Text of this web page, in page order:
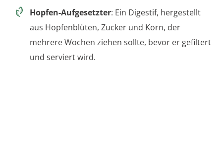
Hopfen-Aufgesetzter: Ein Digestif, hergestellt
aus Hopfenblüten, Zucker und Korn, der
mehrere Wochen ziehen sollte, bevor er gefiltert
und serviert wird.